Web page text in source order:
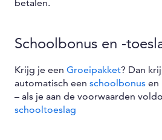
betalen.
Schoolbonus en -
Krijg je een Groeipakket? Dan
automatisch een schoolbonus en
– als je aan de voorwaarden
schooltoeslag